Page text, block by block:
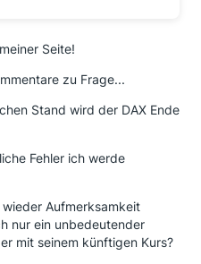
Seite!
zu Frage...
Stand wird der DAX Ende
Fehler ich werde
Aufmerksamkeit
nur ein unbedeutender
mit seinem künftigen Kurs?